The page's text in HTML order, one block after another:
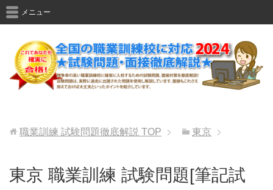
メニュー
職業訓練 試験問題徹底解説 TOP 東京
東京 職業訓練 試験問題[筆記試